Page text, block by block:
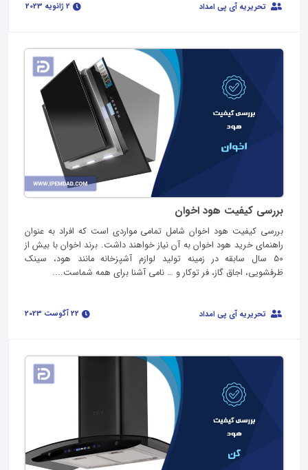
تحریریه آی پی امداد
بررسی کیفیت هود اخوان
بررسی کیفیت هود اخوان شامل تمامی مواردی است که افراد به عنوان
راهنمای خرید هود اخوان به آن نیاز خواهند داشت. برند اخوان با بیش از
50 سال سابقه در زمینه تولید لوازم آشپزخانه مانند هود، سینک
ظرفشویی، اجاق گاز، فر توکار و … نامی آشنا برای همه شماست....
تحریریه آی پی امداد